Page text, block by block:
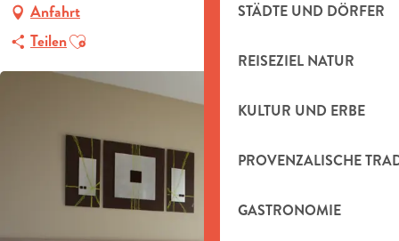
STÄDTE UND DÖRFER
REISEZIEL NATUR
KULTUR UND ERBE
PROVENZALISCHE
GASTRONOMIE
Anfahrt
TeilenAjouter aux favoris